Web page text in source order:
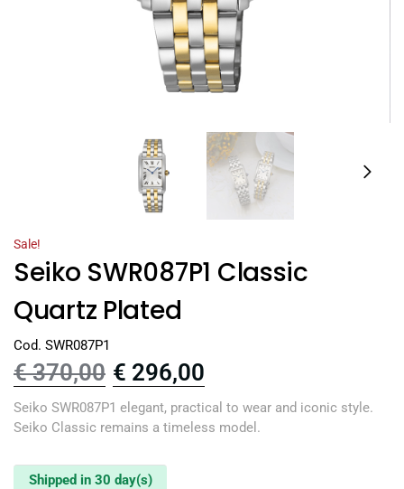
Sale!
Seiko SWR087P1 Classic
Quartz Plated
Cod. SWR087P1
€370,00 € 296,00
Seiko SWR087P1 elegant, practical to wear and iconic style.
Seiko Classic remains a timeless model.
Shipped in 30 day(s)